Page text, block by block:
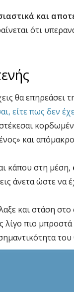
και
ότι
θα επηρεάσει
είτε πως δεν
και
κάπου στη μέση,
άνετα ώστε να
και στάση
λίγο πιο μπροστά
του